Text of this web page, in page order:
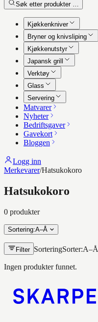
Søk etter produkter …
Kjøkkenkniver
Bryner og knivsliping
Kjøkkenutstyr
Japansk grill
Verktøy
Glass
Servering
Matvarer
Nyheter
Bedriftsgaver
Gavekort
Bloggen
Logg inn
Merkevarer/Hatsukokoro
Hatsukokoro
0 produkter
Sortering:A–Å
Filter SorteringSorter:A–Å
Ingen produkter funnet.